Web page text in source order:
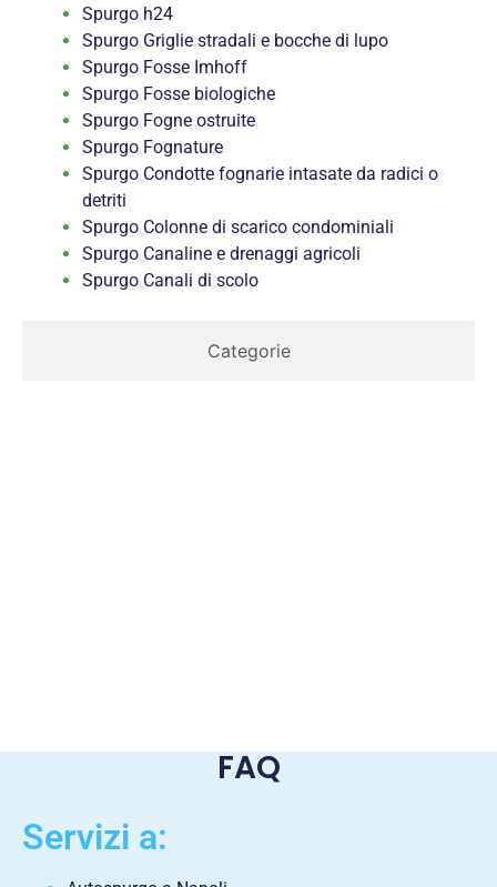
Categorie
Spurgo h24
Spurgo Griglie stradali e bocche di lupo
Spurgo Fosse Imhoff
Spurgo Fosse biologiche
Spurgo Fogne ostruite
Spurgo Fognature
Spurgo Condotte fognarie intasate da radici o
detriti
Spurgo Colonne di scarico condominiali
Spurgo Canaline e drenaggi agricoli
Spurgo Canali di scolo
FAQ
Servizi a: